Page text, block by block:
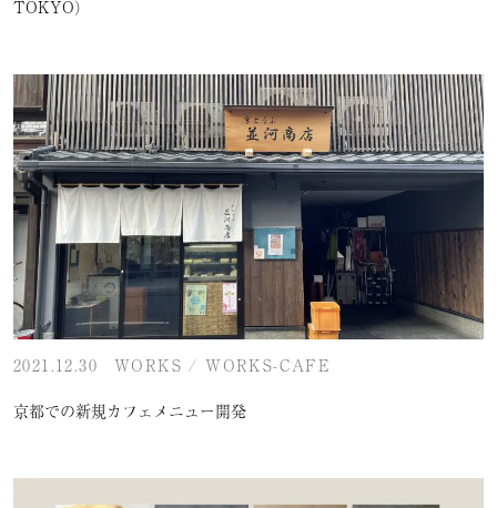
TOKYO）
2021.12.30 WORKS /WORKS-CAFE
京都での新規カフェメニュー開発